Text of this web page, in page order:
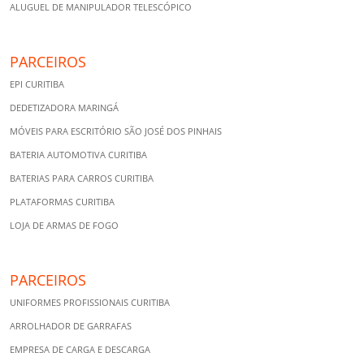
ALUGUEL DE MANIPULADOR TELESCÓPICO
PARCEIROS
EPI CURITIBA
DEDETIZADORA MARINGÁ
MÓVEIS PARA ESCRITÓRIO SÃO JOSÉ DOS PINHAIS
BATERIA AUTOMOTIVA CURITIBA
BATERIAS PARA CARROS CURITIBA
PLATAFORMAS CURITIBA
LOJA DE ARMAS DE FOGO
PARCEIROS
UNIFORMES PROFISSIONAIS CURITIBA
ARROLHADOR DE GARRAFAS
EMPRESA DE CARGA E DESCARGA